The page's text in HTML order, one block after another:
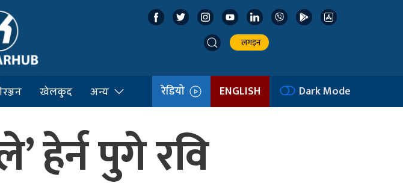
लगइन
खेलकुद अन्य रेडियो ENGLISH Dark Mode
हेर्न पुगे रवि